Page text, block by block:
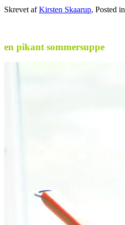
Skrevet afKirsten Skaarup, Posted in
en pikant sommersuppe